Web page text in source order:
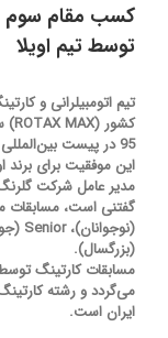
کسب مقام سوم
توسط تیم اویلا
تیم اتومبیلرانی و
95 در پیست بین‌المللی پرند برگزار گردید، موفق به کسب مقام سوم شد.
این موفقیت برای برند
مدیر عامل شرکت
(بزرگسال).
مسابقات کارتینگ توسط
می‌گردد و رشته
ایران است.